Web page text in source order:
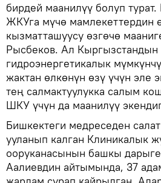
бирдей маанилүү болуп
ЖКУга мүчө мамлекеттердин
кызматташуусу өзгөчө
Рысбеков. Ал Кыргызстандын
гидроэнергетикалык
жактан өлкөнүн өзү үчүн эле
тең салмактуулукка салым
ШКУ үчүн да маанилүү
Бишкектеги медреседен
ууланып калган Клиникалык
ооруканасынын башкы
Аалиевдин айтымында, 37